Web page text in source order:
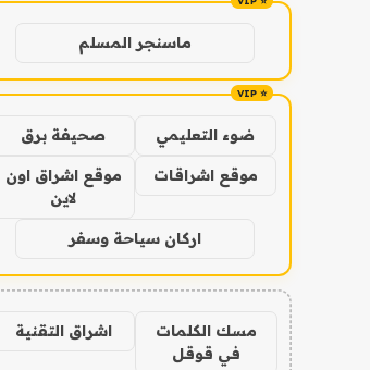
ماسنجر المسلم
ضوء التعليمي صحيفة برق
موقع اشراقات
موقع اشراق اون
لاين
اركان سياحة وسفر
مسك الكلمات
في قوقل
اشراق التقنية